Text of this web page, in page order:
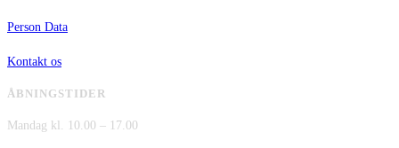
Person Data
Kontakt os
ÅBNINGSTIDER
Mandag kl. 10.00 – 17.00